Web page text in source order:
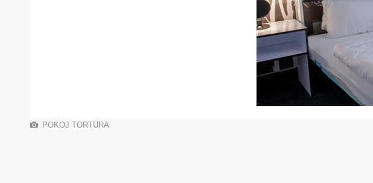
POKOJ TORTURA